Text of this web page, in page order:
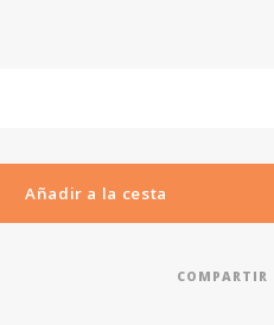
Añadir a la cesta
COMPARTIR